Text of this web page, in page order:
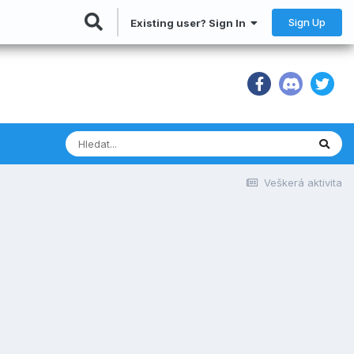
Existing user? Sign In Sign Up
Veškerá aktivita